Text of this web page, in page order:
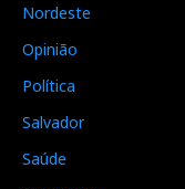
Nordeste
Opinião
Política
Salvador
Saúde